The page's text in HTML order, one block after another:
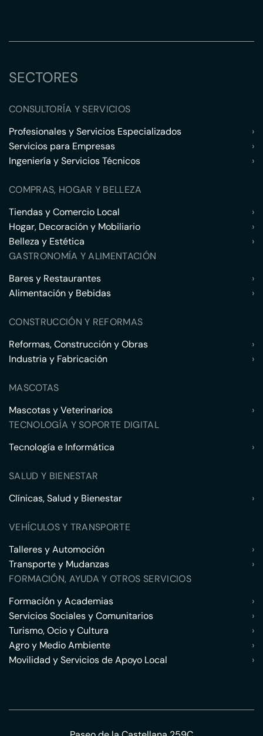
SECTORES
CONSULTORÍA Y SERVICIOS
Profesionales y Servicios Especializados
›
Servicios para Empresas
›
Ingeniería y Servicios Técnicos
›
COMPRAS, HOGAR Y BELLEZA
Tiendas y Comercio Local
›
Hogar, Decoración y Mobiliario
›
Belleza y Estética
›
GASTRONOMÍA Y ALIMENTACIÓN
Bares y Restaurantes
›
Alimentación y Bebidas
›
CONSTRUCCIÓN Y REFORMAS
Reformas, Construcción y Obras
›
Industria y Fabricación
›
MASCOTAS
Mascotas y Veterinarios
›
TECNOLOGÍA Y SOPORTE DIGITAL
Tecnología e Informática
›
SALUD Y BIENESTAR
Clínicas, Salud y Bienestar
›
VEHÍCULOS Y TRANSPORTE
Talleres y Automoción
›
Transporte y Mudanzas
›
FORMACIÓN, AYUDA Y OTROS SERVICIOS
Formación y Academias
›
Servicios Sociales y Comunitarios
›
Turismo, Ocio y Cultura
›
Agro y Medio Ambiente
›
Movilidad y Servicios de Apoyo Local
›